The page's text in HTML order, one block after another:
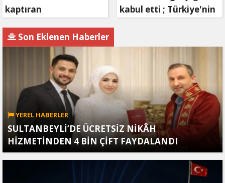
kaptıran
savcılıkta aldı
kabul etti ; Türkiye'nin
Son Eklenen Haberler
YEREL HABERLER
SULTANBEYLİ’DE ÜCRETSİZ NİKÂH
HİZMETİNDEN 4 BİN ÇİFT FAYDALANDI